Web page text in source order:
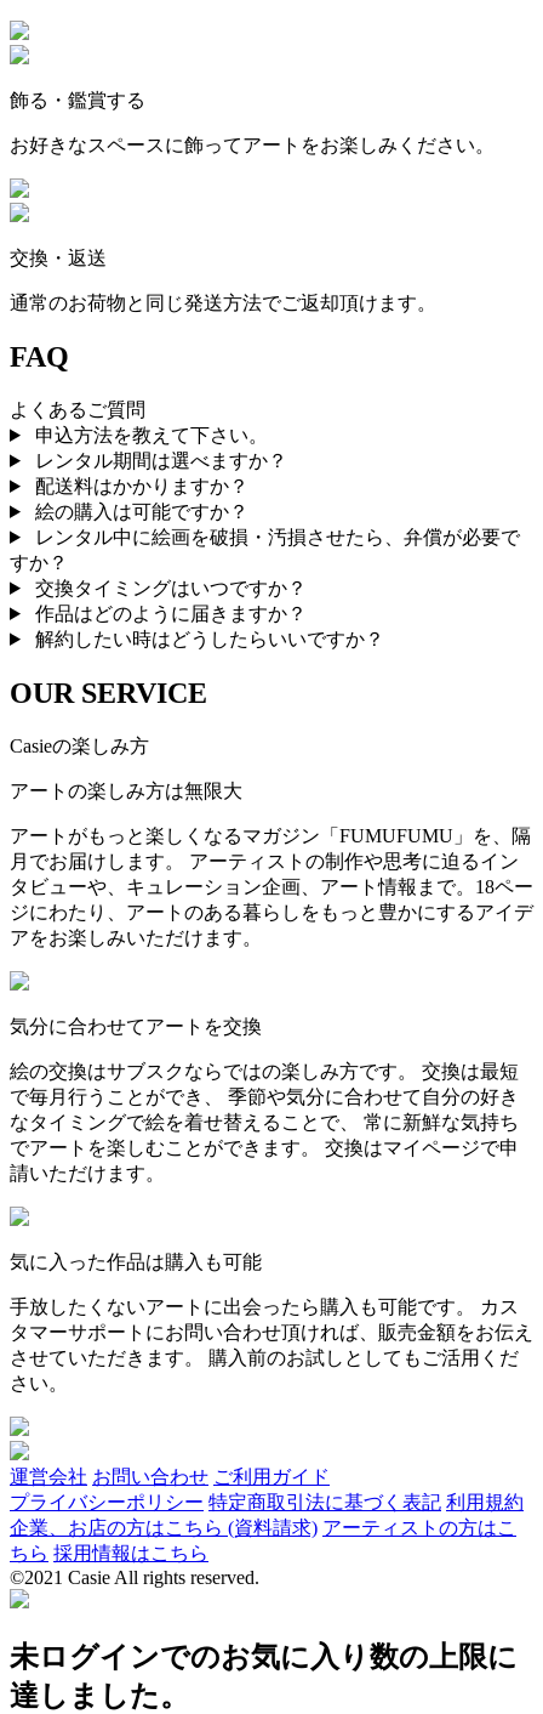
飾る・鑑賞する
お好きなスペースに飾ってアートをお楽しみください。
交換・返送
通常のお荷物と同じ発送方法でご返却頂けます。
FAQ
よくあるご質問
申込方法を教えて下さい。
レンタル期間は選べますか？
配送料はかかりますか？
絵の購入は可能ですか？
レンタル中に絵画を破損・汚損させたら、弁償が必要で
すか？
交換タイミングはいつですか？
作品はどのように届きますか？
解約したい時はどうしたらいいですか？
OUR SERVICE
Casieの楽しみ方
アートの楽しみ方は無限大
アートがもっと楽しくなるマガジン「FUMUFUMU」を、隔
月でお届けします。 アーティストの制作や思考に迫るイン
タビューや、キュレーション企画、アート情報まで。18ペー
ジにわたり、アートのある暮らしをもっと豊かにするアイデ
アをお楽しみいただけます。
気分に合わせてアートを交換
絵の交換はサブスクならではの楽しみ方です。 交換は最短
で毎月行うことができ、 季節や気分に合わせて自分の好き
なタイミングで絵を着せ替えることで、 常に新鮮な気持ち
でアートを楽しむことができます。 交換はマイページで申
請いただけます。
気に入った作品は購入も可能
手放したくないアートに出会ったら購入も可能です。 カス
タマーサポートにお問い合わせ頂ければ、販売金額をお伝え
させていただきます。 購入前のお試しとしてもご活用くだ
さい。
運営会社 お問い合わせ ご利用ガイド
プライバシーポリシー 特定商取引法に基づく表記 利用規約
企業、お店の方はこちら (資料請求) アーティストの方はこ
ちら 採用情報はこちら
©2021 Casie All rights reserved.
未ログインでのお気に入り数の上限に
達しました。